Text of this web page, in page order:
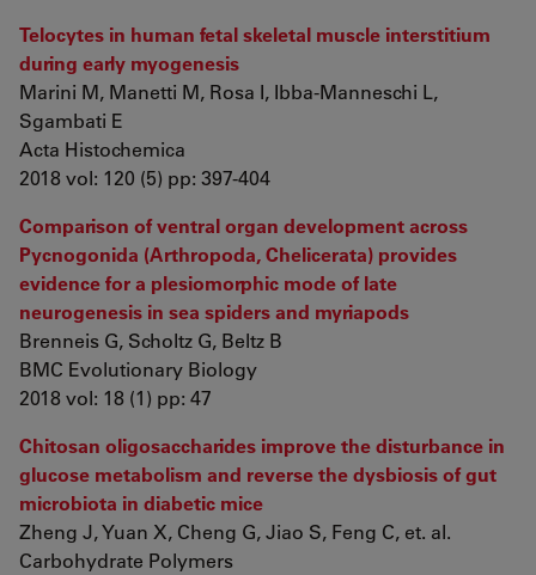
Telocytes in human fetal skeletal muscle interstitium
during early myogenesis
Marini M, Manetti M, Rosa I, Ibba-Manneschi L,
Sgambati E
Acta Histochemica
2018 vol: 120 (5) pp: 397-404
Comparison of ventral organ development across
Pycnogonida (Arthropoda, Chelicerata) provides
evidence for a plesiomorphic mode of late
neurogenesis in sea spiders and myriapods
Brenneis G, Scholtz G, Beltz B
BMC Evolutionary Biology
2018 vol: 18 (1) pp: 47
Chitosan oligosaccharides improve the disturbance in
glucose metabolism and reverse the dysbiosis of gut
microbiota in diabetic mice
Zheng J, Yuan X, Cheng G, Jiao S, Feng C, et. al.
Carbohydrate Polymers